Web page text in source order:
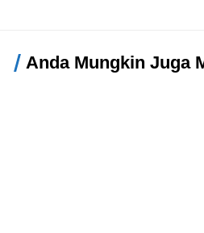
Anda Mungkin Juga